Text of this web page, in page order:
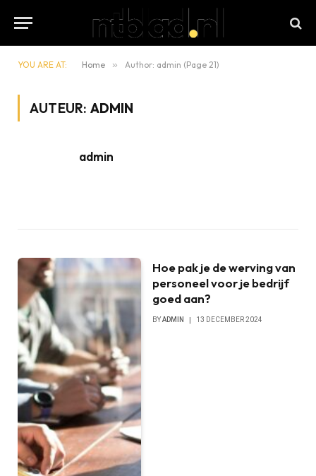
YOU ARE AT: Home » Author: admin (Page 21)
AUTEUR: ADMIN
admin
Hoe pak je de werving van
personeel voor je bedrijf
goed aan?
BYADMIN 13 DECEMBER 2024